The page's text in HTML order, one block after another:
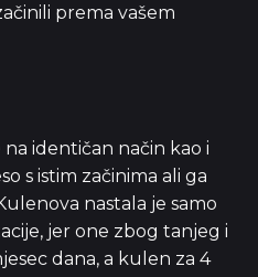
prema vašem
identičan način kao i
s istim začinima ali ga
nastala je samo
jer one zbog tanjeg i
dana, a kulen za 4